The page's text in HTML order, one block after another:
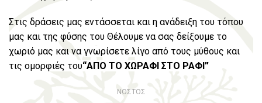
Στις δράσεις μας εντάσσεται και η ανάδειξη του τόπου
μας και της φύσης του Θέλουμε να σας δείξουμε το
χωριό μας και ναγνωρίσετε λίγο από τους μύθους και
τις ομορφιές του“ΑΠΟ ΤΟ ΧΩΡΑΦΙ ΣΤΟ ΡΑΦΙ”
ΝΟΣΤΟΣ